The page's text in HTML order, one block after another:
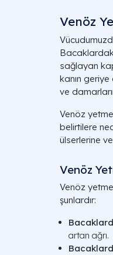
Venöz
sağlayan
kanın
ve
Venöz
belirtilere
ülserlerine
Venöz
Venöz
şunlardır:
artan ağrı.